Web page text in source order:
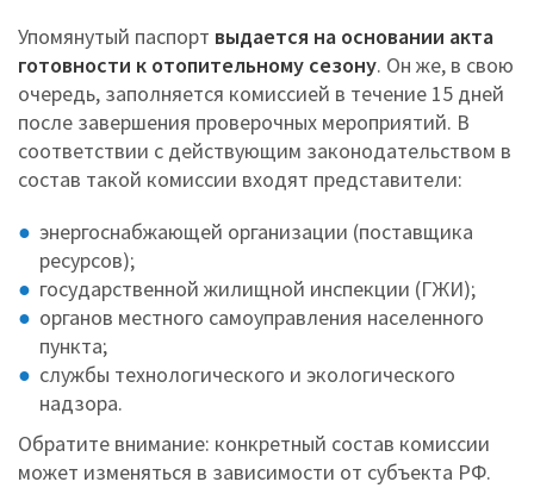
Упомянутый паспорт выдается на основании акта
готовности к отопительному сезону. Он же, в свою
очередь, заполняется комиссией в течение 15 дней
после завершения проверочных мероприятий. В
соответствии с действующим законодательством в
состав такой комиссии входят представители:
энергоснабжающей организации (поставщика
ресурсов);
государственной жилищной инспекции (ГЖИ);
органов местного самоуправления населенного
пункта;
службы технологического и экологического
надзора.
Обратите внимание: конкретный состав комиссии
может изменяться в зависимости от субъекта РФ.